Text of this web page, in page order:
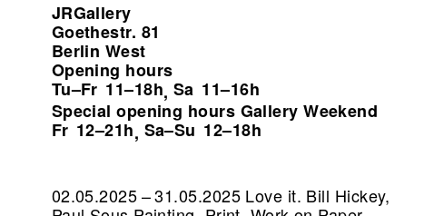
JRGallery
Goethestr. 81
Berlin West
Opening hours
Tu–Fr 11–18h, Sa 11–16h
Special opening hours Gallery Weekend
Fr 12–21h, Sa–Su 12–18h
02.05.2025 – 31.05.2025 Love it. Bill Hickey,